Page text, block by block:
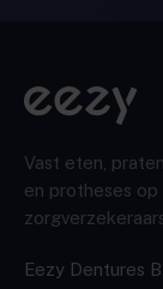
Vast eten,
en protheses
Eezy Dentures